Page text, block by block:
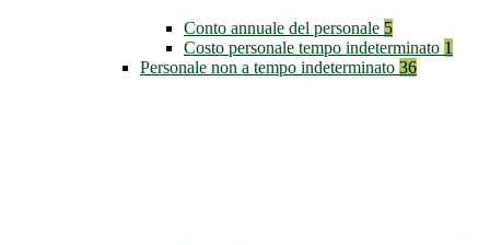
Conto annuale del personale 5
Costo personale tempo indeterminato 1
Personale non a tempo indeterminato 36